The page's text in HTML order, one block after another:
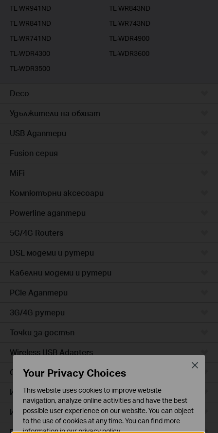
TL-WR941ND
TL-WR843ND
TL-WR841ND
TL-WR743ND
TL-WR741ND
TL-WDR4900
TL-WDR4300
TL-WDR3600
TL-WDR3500
Deco
Удължители на обхват
USB Адаптери
Fusion серия
MiFi
Компютърни аксесоари
Powerline адаптери
5G/4G Routers
DSL модеми и рутери
Кабелни модеми и рутери
PCIe Адаптери
3G/4G рутери
Точки за достъп
Wireless USB Adapters
Cloud камери
Интелигентни контакти
Интелигентно осветление
Your Privacy Choices
This website uses cookies to improve website
navigation, analyze online activities and have the best
possible user experience on our website. You can object
to the use of cookies at any time. You can find more
information in ourprivacy policy.
Close